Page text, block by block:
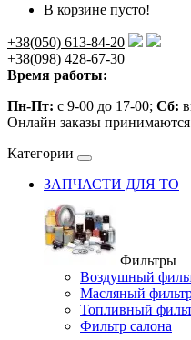
В корзине пусто!
+38(050) 613-84-20
+38(098) 428-67-30
Время работы:
Пн-Пт: с 9-00 до 17-00; Сб:
Онлайн заказы
Категории
ЗАПЧАСТИ ДЛЯ ТО
Фильтры
Воздушный
Масляный
Топливный
Фильтр салона